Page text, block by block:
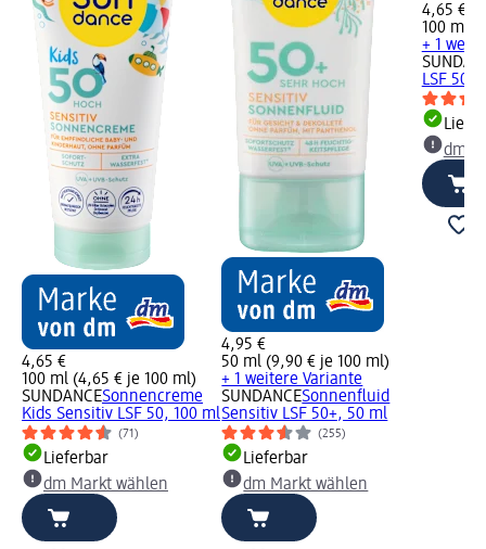
4,65 €
100 ml (4,65 € je 100 ml)
SUNDANCESonnencreme
Kids Sensitiv LSF 50, 100 ml
(71)
Lieferbar
dm Markt wählen
4,95 €
50 ml (9,90 € je 100 ml)
+ 1 weitere Variante
SUNDANCESonnenfluid
Sensitiv LSF 50+, 50 ml
(255)
Lieferbar
dm Markt wählen
4,65 €
100 ml
+ 1
LSF 50,
dm